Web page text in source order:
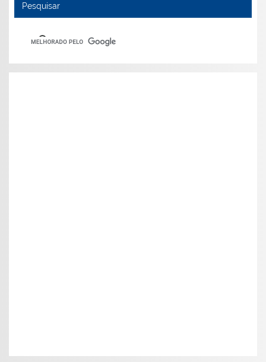
Pesquisar